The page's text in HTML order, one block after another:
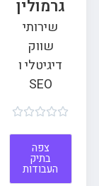
גרמולין
שירותי
שווק
דיגיטלי ו
SEO





צפה
בתיק
העבודות